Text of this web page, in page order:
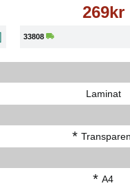
269kr
33808
Laminat
*
* A4